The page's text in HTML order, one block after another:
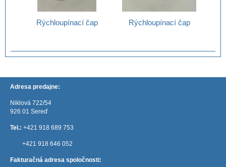
Rýchloupínací čap Rýchloupínací čap
Adresa predajne:
Niklová 722/54
926 01 Sereď
Tel.: +421 918 689 753
+421 918 646 052
Fakturačná adresa spoločnosti: